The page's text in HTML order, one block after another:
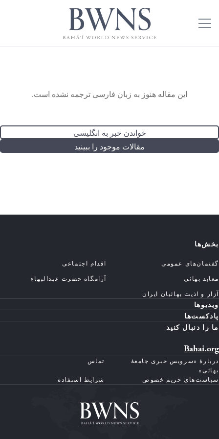
این مقاله هنوز به زبان فارسی ترجمه نشده است.
خواندن خبر به انگلیسی
مقالات موجود را ببینید
بخش‌ها
گفتمان‌های عمومی
اقدام اجتماعی
معابد بهائی
آرامگاه حضرت عبدالبهاء
آزار و اذیت بهائیان ایران
ویدیوها
پادکست‌ها
ما را دنبال کنید
Bahai.org
دربارهٔ «سرویس خبری جامعهٔ
بهائی»
تماس
سیاست‌های حریم خصوص شرایط استفاده